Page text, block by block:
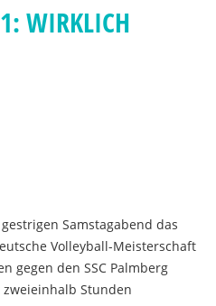
WIRKLICH
Samstagabend das
Volleyball-Meisterschaft
gegen den SSC Palmberg
Stunden